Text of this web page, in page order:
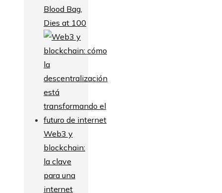
Blood Bag,
Dies at 100
Web3 y
blockchain:
la clave
para una
internet